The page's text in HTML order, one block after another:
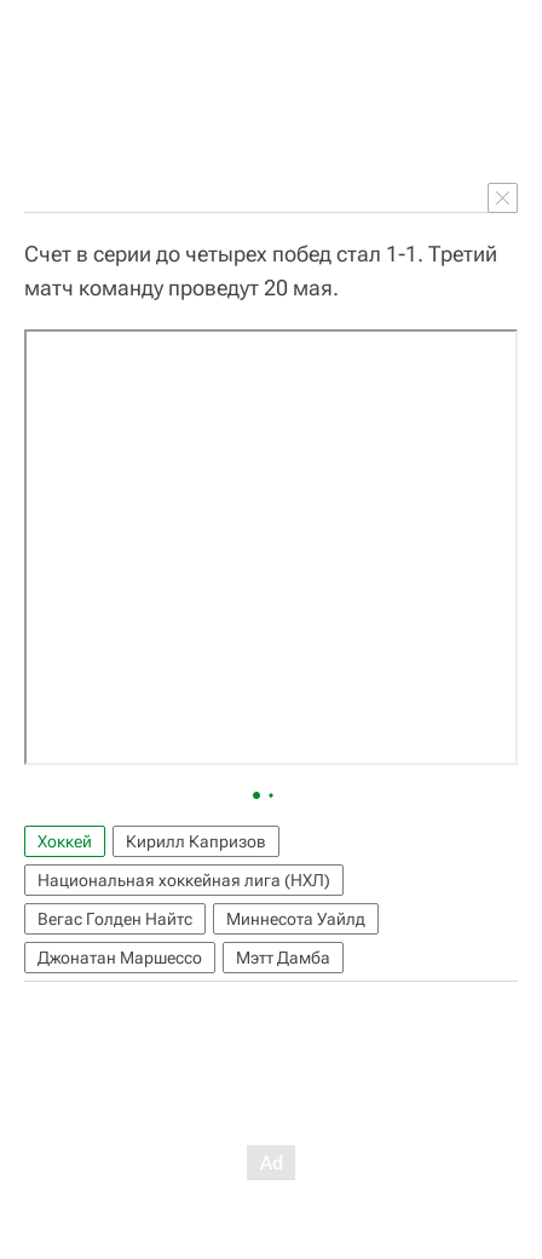
Счет в серии до четырех побед стал 1-1. Третий
матч команду проведут 20 мая.
Хоккей
Кирилл Капризов
Национальная хоккейная лига (НХЛ)
Вегас Голден Найтс
Миннесота Уайлд
Джонатан Маршессо
Мэтт Дамба